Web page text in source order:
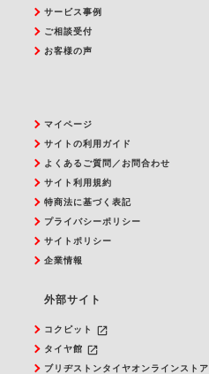
サービス事例
ご相談受付
お客様の声
マイページ
サイトの利用ガイド
よくあるご質問／お問合わせ
サイト利用規約
特商法に基づく表記
プライバシーポリシー
サイトポリシー
企業情報
外部サイト
コクピット launch
タイヤ館 launch
ブリヂストンタイヤオンラインストア